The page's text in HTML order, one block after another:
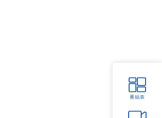
番組表